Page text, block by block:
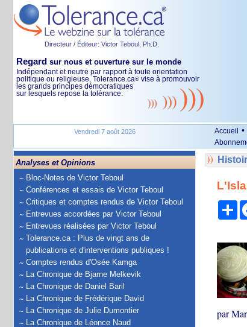
Directeur / Éditeur: Victor Teboul, Ph.D.
Regard sur nous et ouverture sur le monde
Indépendant et neutre par rapport à toute orientation
politique ou religieuse, Tolerance.ca® vise à promouvoir
les grands principes démocratiques
sur lesquels repose la tolérance.
Vendredi 7 août 2026 Accueil •
Analyses et Opinions
Bloc-Notes de Victor Teboul
Conférences et essais de Victor Teboul
Critiques et comptes rendus de Victor Teboul
Entrevues accordées par Victor Teboul
Entrevues réalisées par Victor Teboul
Tolerance.ca : Plus de vingt ans de
publications et d'interventions publiques !
Comptes rendus d'Osée Kamga
La Chronique de Bjarne Melkevik
La Chronique de Daniel Baril
La Chronique de Frédérique David
La Chronique de Julie Dumontier
La Chronique de Léonce Naud
par